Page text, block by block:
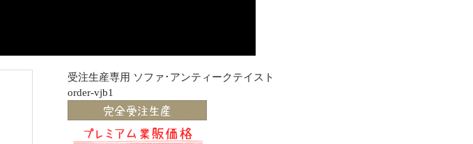
受注生産専用 ソファ･アンティークテイスト
order-vjb1